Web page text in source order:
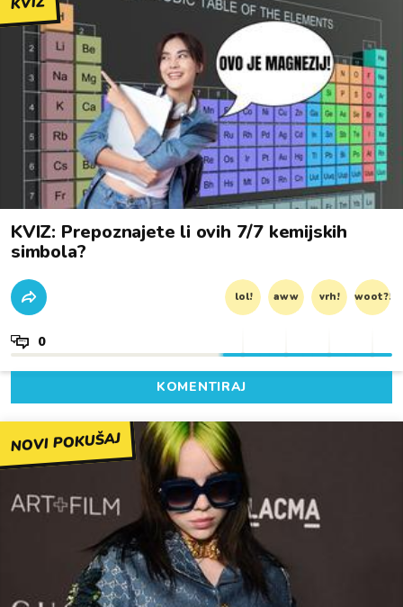
KVIZ: Prepoznajete li ovih 7/7 kemijskih
simbola?
lol! aww vrh! woot?!
0
KOMENTIRAJ
NOVI POKUŠAJ